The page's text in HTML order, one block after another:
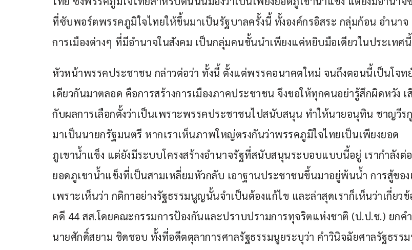
ที่ซับพอร์ตพรรคภูมิใจไทยให้ขึ้นมาเป็นรัฐบาลครั้งนี้ ทั้งองค์กรอิสระ กลุ่มก้อน อำนาจ
การเมืองต่างๆ ที่มีอำนาจในสังคม เป็นกลุ่มคนชั้นนำเพียงแค่หยิบมือเดียวในประเทศนี้
หัวหน้าพรรคประชาชน กล่าวต่อว่า ทั้งนี้ ตั้งแต่พรรคอนาคตใหม่ จนถึงตอนนี้เป็นโจท
เดียวกันมาตลอด คือการสร้างการเมืองภาคประชาชน จึงขอให้ทุกคนอย่ารู้สึกผิดหวัง เ
กับผลการเลือกตั้งว่าเป็นเพราะพรรคประชาชนไปสนับสนุน ทำให้นายอนุทิน ชาญวีร
มาเป็นนายกรัฐมนตรี หากเราเห็นภาพใหญ่ตรงกันว่าพรรคภูมิใจไทยเป็นเพียงยอด
ภูเขาน้ำแข็ง แต่ยังมีระบบโครงสร้างอำนาจรัฐที่สนับสนุนระบอบแบบนี้อยู่ เรากำลังต่
ยอดภูเขาน้ำแข็งที่เป็นสามเหลี่ยมหัวกลับ เอาฐานประชาชนขึ้นมาอยู่พ้นน้ำ การสู้ของ
เพราะเห็นว่า กติกาอย่างรัฐธรรมนูญนั้นจำเป็นต้องแก้ไข และล่าสุดเราก็เห็นว่าเกี่ยวข้
คดี 44 สส.โดยคณะกรรมการป้องกันและปราบปรามการทุจริตแห่งชาติ (ป.ป.ช.) ยกค
นายศักดิ์สยาม ชิดชอบ ทั้งที่อดีตตุลาการศาลรัฐธรรมนูยระบุว่า คำวินิจฉัยศาลรัฐธรร